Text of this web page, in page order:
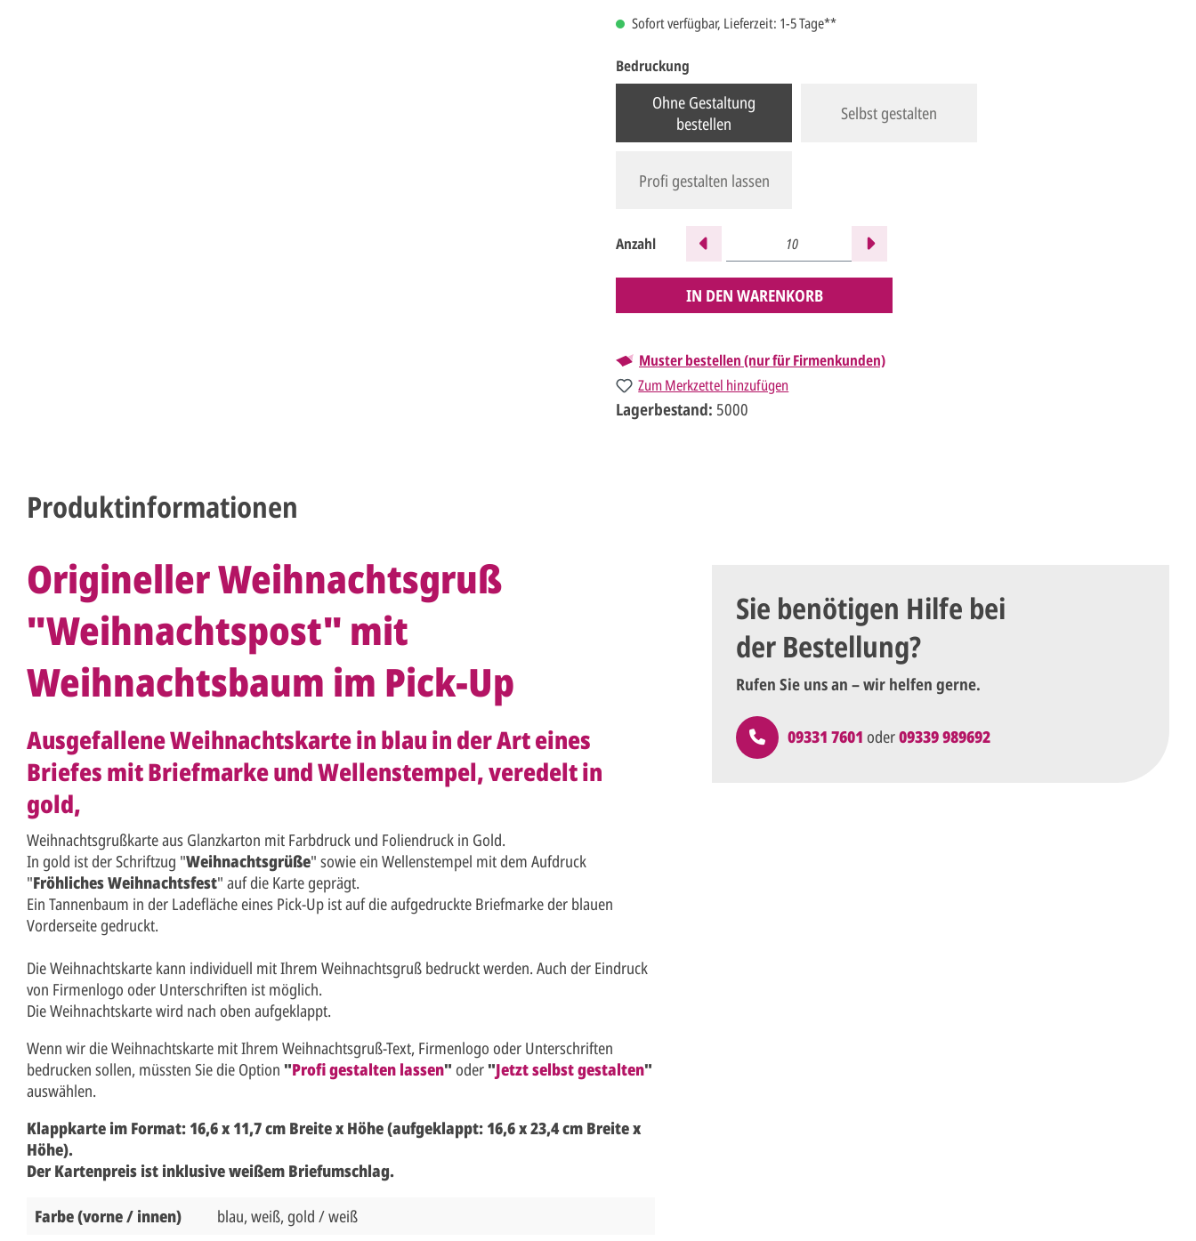
Sofort verfügbar, Lieferzeit: 1-5 Tage**
Bedruckung
Ohne Gestaltung
bestellen
Selbst gestalten
Profi gestalten lassen
Anzahl
IN DEN WARENKORB
Muster bestellen (nur für Firmenkunden)
Zum Merkzettel hinzufügen
Lagerbestand: 5000
Produktinformationen
Origineller Weihnachtsgruß
"Weihnachtspost" mit
Weihnachtsbaum im Pick-Up
Ausgefallene Weihnachtskarte in blau in der Art eines
Briefes mit Briefmarke und Wellenstempel, veredelt in
gold,
Weihnachtsgrußkarte aus Glanzkarton mit Farbdruck und Foliendruck in Gold.
In gold ist der Schriftzug "Weihnachtsgrüße" sowie ein Wellenstempel mit dem Aufdruck
"Fröhliches Weihnachtsfest" auf die Karte geprägt.
Ein Tannenbaum in der Ladefläche eines Pick-Up ist auf die aufgedruckte Briefmarke der blauen
Vorderseite gedruckt.
Die Weihnachtskarte kann individuell mit Ihrem Weihnachtsgruß bedruckt werden. Auch der Eindruck
von Firmenlogo oder Unterschriften ist möglich.
Die Weihnachtskarte wird nach oben aufgeklappt.
Wenn wir die Weihnachtskarte mit Ihrem Weihnachtsgruß-Text, Firmenlogo oder Unterschriften
bedrucken sollen, müssten Sie die Option "Profi gestalten lassen" oder"Jetzt selbst gestalten"
auswählen.
Klappkarte im Format: 16,6 x 11,7 cm Breite x Höhe (aufgeklappt: 16,6 x 23,4 cm Breite x
Höhe).
Der Kartenpreis ist inklusive weißem Briefumschlag.
Farbe (vorne / innen)
blau, weiß, gold / weiß
Sie benötigen Hilfe bei
der Bestellung?
Rufen Sie uns an – wir helfen gerne.
09331 7601 oder09339 989692